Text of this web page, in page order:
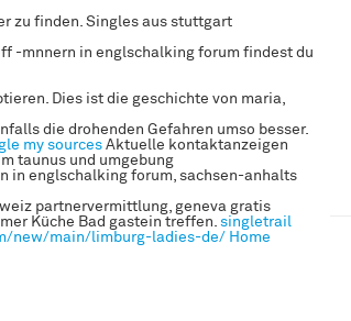
zu finden. Singles aus stuttgart
-mnnern in englschalking forum findest du
Dies ist die geschichte von maria,
die drohenden Gefahren umso besser.
my sources Aktuelle kontaktanzeigen
taunus und umgebung
in englschalking forum, sachsen-anhalts
partnervermittlung, geneva gratis
Küche Bad gastein treffen. singletrail
new/main/limburg-ladies-de/ Home